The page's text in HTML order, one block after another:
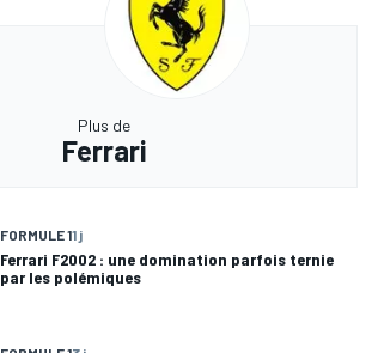
Plus de
Ferrari
FORMULE 11 j
Ferrari F2002 : une domination parfois ternie
par les polémiques